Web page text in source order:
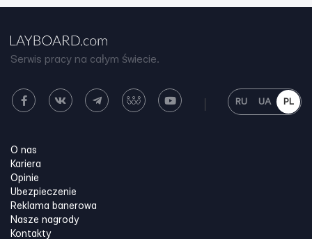
Serwis pracy na całym świecie.
RU UA PL
O nas
Kariera
Opinie
Ubezpieczenie
Reklama banerowa
Nasze nagrody
Kontakty